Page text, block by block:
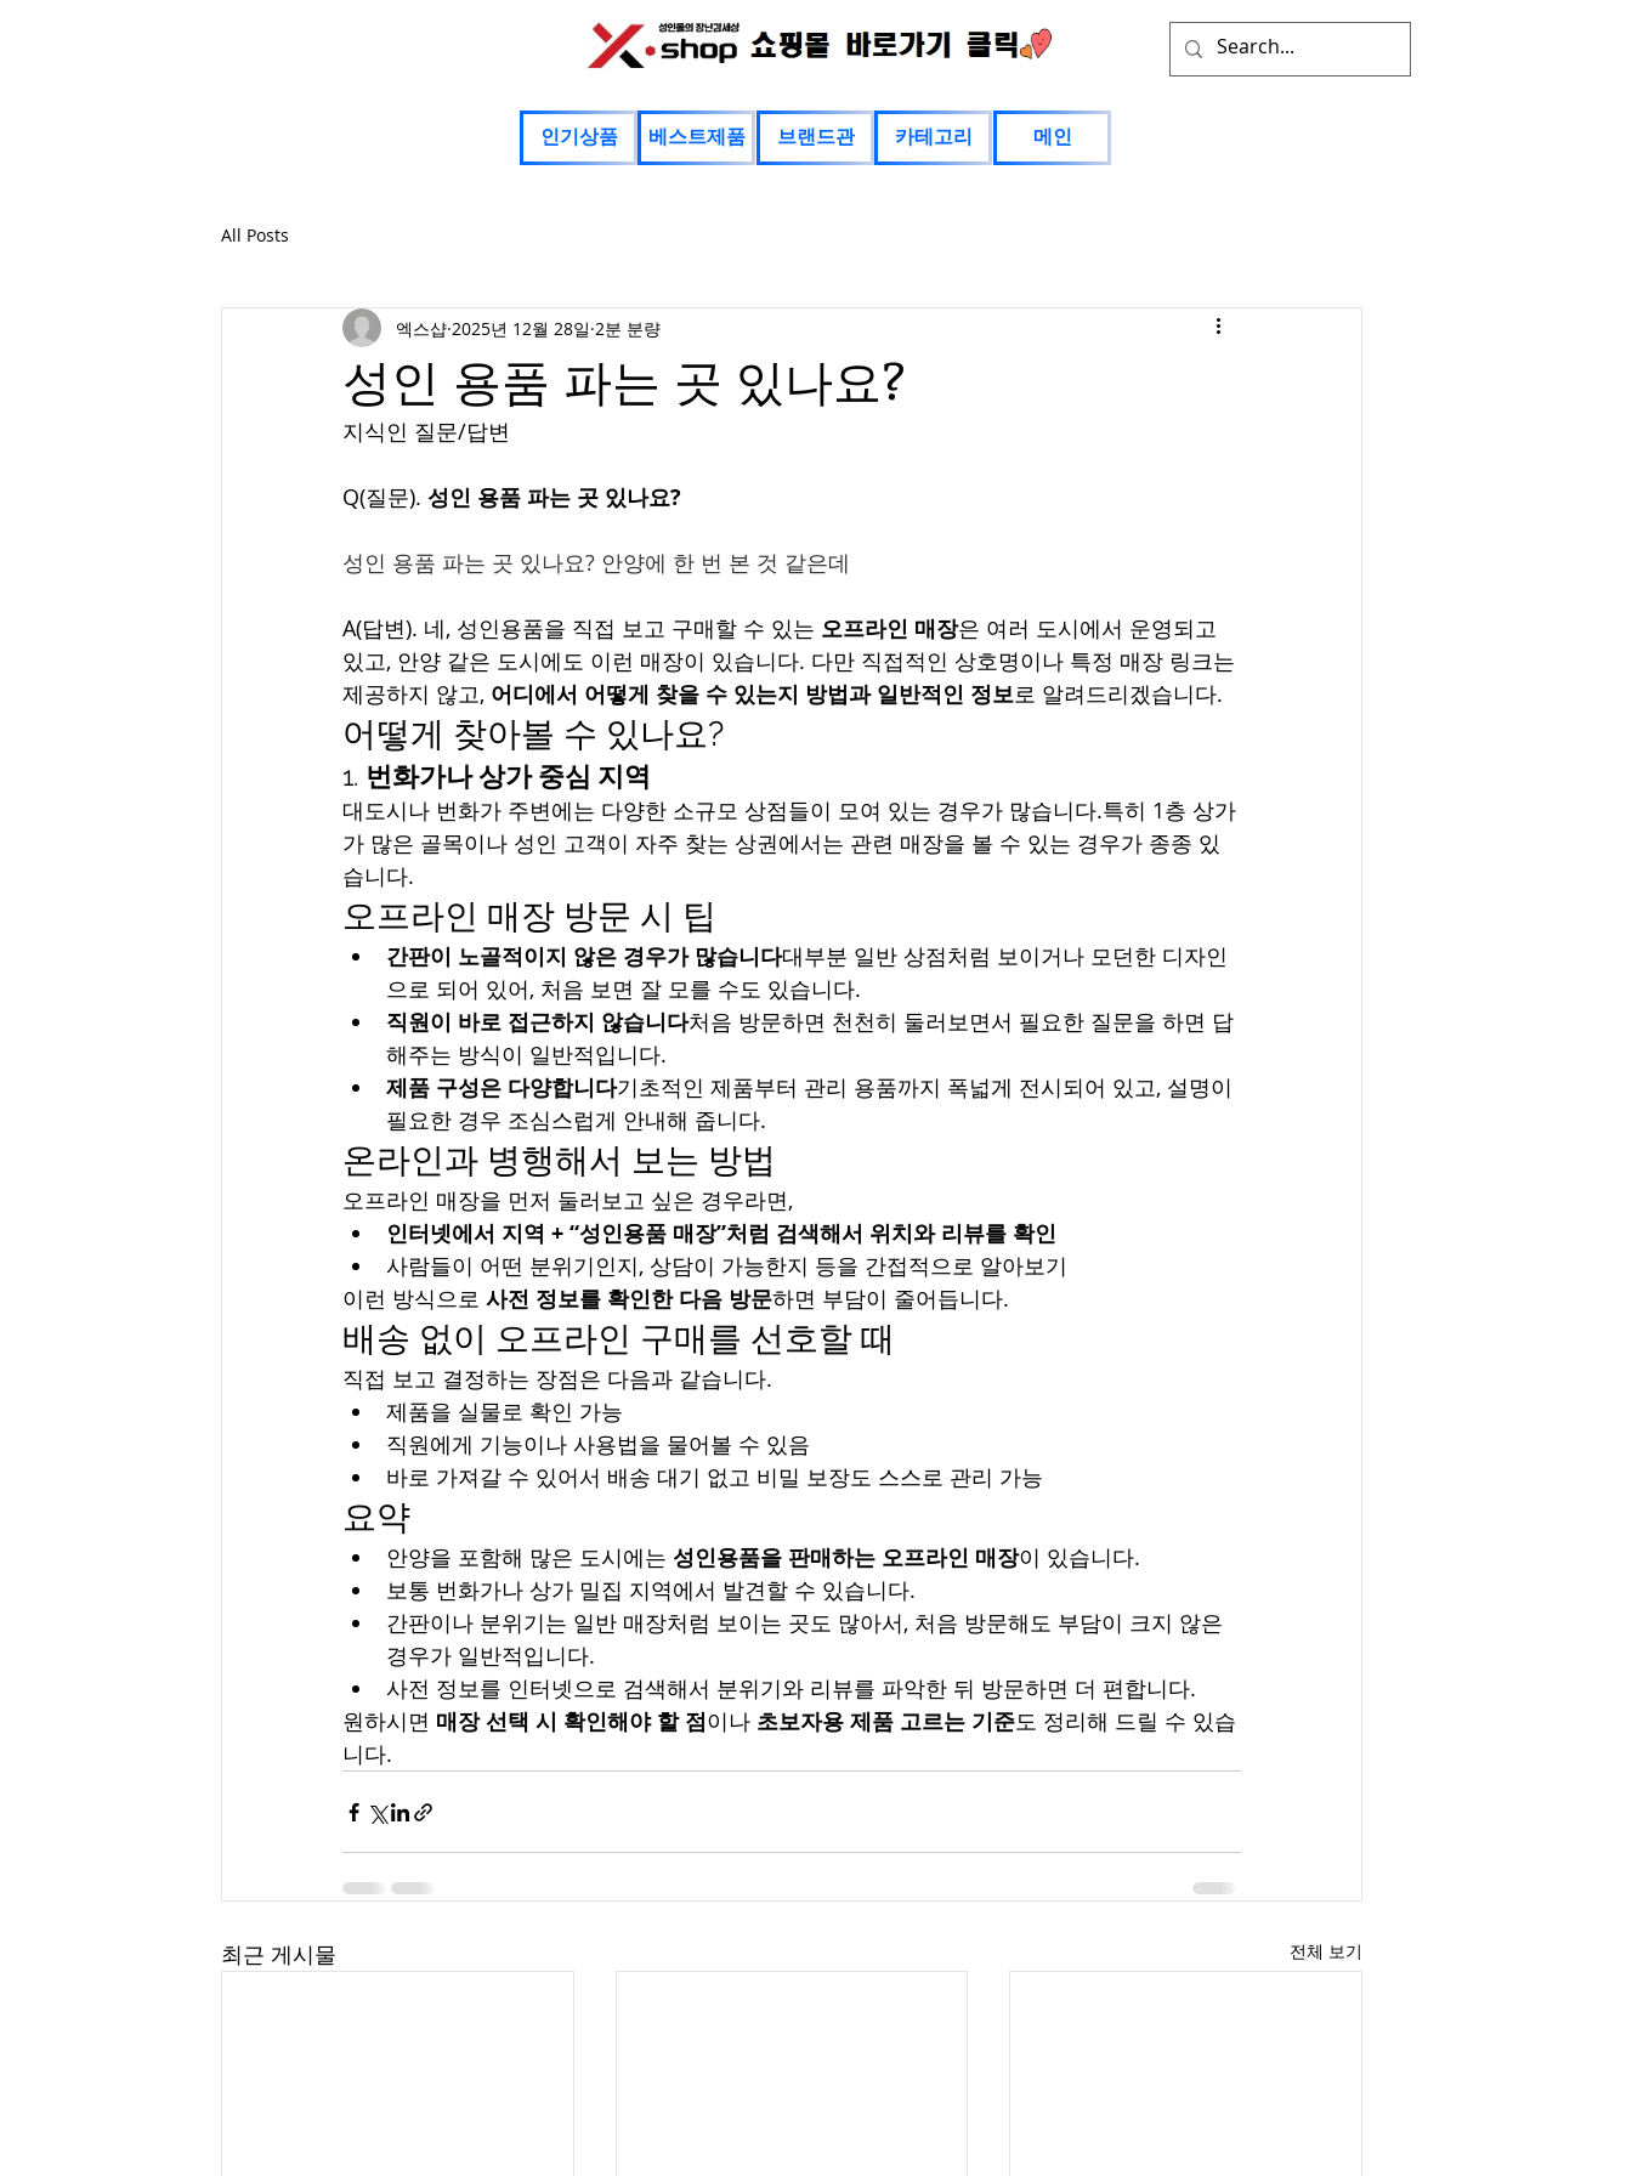
인기상품 베스트제품 브랜드관 카테고리 메인
All Posts
성인 용품 파는 곳 있나요?
엑스샵 2025년 12월 28일 2분 분량
지식인 질문/답변
Q(질문). 성인 용품 파는 곳 있나요?
성인 용품 파는 곳 있나요? 안양에 한 번 본 것 같은데
A(답변). 네, 성인용품을 직접 보고 구매할 수 있는 오프라인 매장은 여러 도시에서 운영되고
있고, 안양 같은 도시에도 이런 매장이 있습니다. 다만 직접적인 상호명이나 특정 매장 링크는
제공하지 않고, 어디에서 어떻게 찾을 수 있는지 방법과 일반적인 정보로 알려드리겠습니다.
어떻게 찾아볼 수 있나요?
1. 번화가나 상가 중심 지역
대도시나 번화가 주변에는 다양한 소규모 상점들이 모여 있는 경우가 많습니다.특히 1층 상가
가 많은 골목이나 성인 고객이 자주 찾는 상권에서는 관련 매장을 볼 수 있는 경우가 종종 있
습니다.
오프라인 매장 방문 시 팁
간판이 노골적이지 않은 경우가 많습니다대부분 일반 상점처럼 보이거나 모던한 디자인
으로 되어 있어, 처음 보면 잘 모를 수도 있습니다.
직원이 바로 접근하지 않습니다처음 방문하면 천천히 둘러보면서 필요한 질문을 하면 답
해주는 방식이 일반적입니다.
제품 구성은 다양합니다기초적인 제품부터 관리 용품까지 폭넓게 전시되어 있고, 설명이
필요한 경우 조심스럽게 안내해 줍니다.
온라인과 병행해서 보는 방법
오프라인 매장을 먼저 둘러보고 싶은 경우라면,
인터넷에서 지역 + “성인용품 매장”처럼 검색해서 위치와 리뷰를 확인
사람들이 어떤 분위기인지, 상담이 가능한지 등을 간접적으로 알아보기
이런 방식으로 사전 정보를 확인한 다음 방문하면 부담이 줄어듭니다.
배송 없이 오프라인 구매를 선호할 때
직접 보고 결정하는 장점은 다음과 같습니다.
제품을 실물로 확인 가능
직원에게 기능이나 사용법을 물어볼 수 있음
바로 가져갈 수 있어서 배송 대기 없고 비밀 보장도 스스로 관리 가능
요약
안양을 포함해 많은 도시에는 성인용품을 판매하는 오프라인 매장이 있습니다.
보통 번화가나 상가 밀집 지역에서 발견할 수 있습니다.
간판이나 분위기는 일반 매장처럼 보이는 곳도 많아서, 처음 방문해도 부담이 크지 않은
경우가 일반적입니다.
사전 정보를 인터넷으로 검색해서 분위기와 리뷰를 파악한 뒤 방문하면 더 편합니다.
원하시면 매장 선택 시 확인해야 할 점이나 초보자용 제품 고르는 기준도 정리해 드릴 수 있습
니다.
최근 게시물 전체 보기